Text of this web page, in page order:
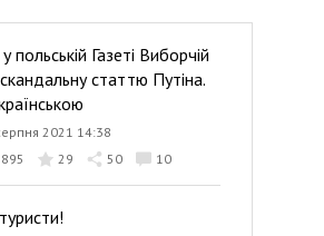
Газеті Виборчій
статтю Путіна.
2021 14:38
895 29 50 10